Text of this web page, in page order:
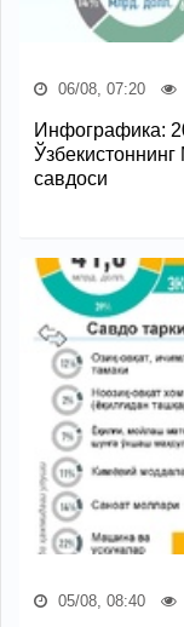
06/08, 07:20
Инфографика:
савдоси
05/08, 08:40